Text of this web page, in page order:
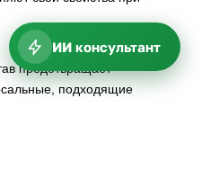
предотвращает
подходящие
ИИ консультант